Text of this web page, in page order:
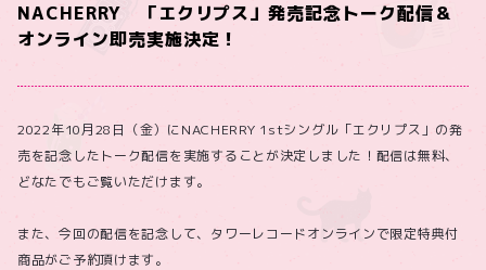
NACHERRY 「エクリプス」発売記念トーク配信＆
オンライン即売実施決定！
2022年10月28日（金）にNACHERRY 1stシングル「エクリプス」の発
売を記念したトーク配信を実施することが決定しました！配信は無料、
どなたでもご覧いただけます。
また、今回の配信を記念して、タワーレコードオンラインで限定特典付
商品がご予約頂けます。